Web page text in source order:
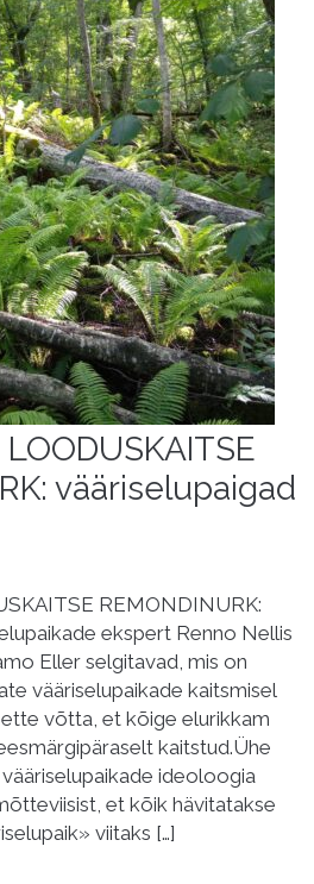
vääriselupaigad
REMONDINURK:
ekspert Renno Nellis
Eller selgitavad, mis on
vääriselupaikade kaitsmisel
võtta, et kõige elurikkam
kaitstud.Ühe
ideoloogia
et kõik hävitatakse
viitaks […]